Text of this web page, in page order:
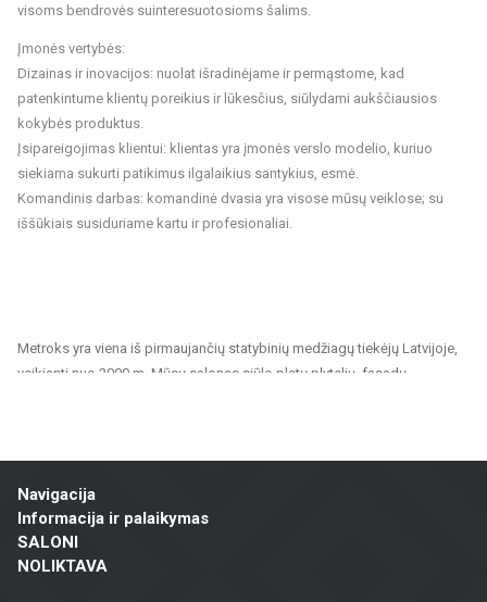
visoms bendrovės suinteresuotosioms šalims.
Įmonės vertybės:
Dizainas ir inovacijos: nuolat išradinėjame ir permąstome, kad
patenkintume klientų poreikius ir lūkesčius, siūlydami aukščiausios
kokybės produktus.
Įsipareigojimas klientui: klientas yra įmonės verslo modelio, kuriuo
siekiama sukurti patikimus ilgalaikius santykius, esmė.
Komandinis darbas: komandinė dvasia yra visose mūsų veiklose; su
iššūkiais susiduriame kartu ir profesionaliai.
Metroks yra viena iš pirmaujančių statybinių medžiagų tiekėjų Latvijoje,
veikianti nuo 2000 m. Mūsų salonas siūlo platų plytelių, fasadų
Mūsų siūlomas asortimentas apima:
Sienų ir grindų plytelės: Įvairių dydžių, spalvų ir dizainų plytelės,
tinkamos vonios kambariams, virtuvėms, visuomeninėms patalpoms ir
Navigacija
Informacija ir palaikymas
SALONI
NOLIKTAVA